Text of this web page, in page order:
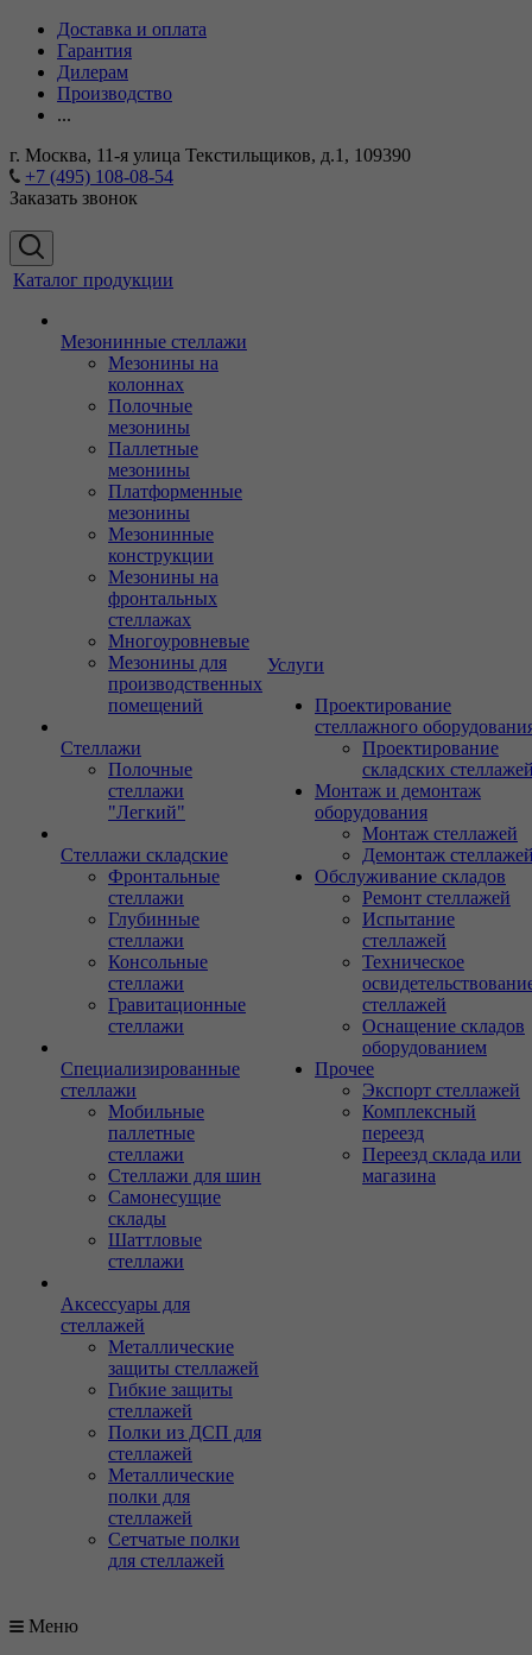
Доставка и оплата
Гарантия
Дилерам
Производство
...
г. Москва, 11-я улица Текстильщиков, д.1, 109390
+7 (495) 108-08-54
Заказать звонок
Каталог продукции
Мезонинные стеллажи
Мезонины на
колоннах
Полочные
мезонины
Паллетные
мезонины
Платформенные
мезонины
Мезонинные
конструкции
Мезонины на
фронтальных
стеллажах
Многоуровневые
Мезонины для
производственных
помещений
Стеллажи
Полочные
стеллажи
"Легкий"
Стеллажи складские
Фронтальные
стеллажи
Глубинные
стеллажи
Консольные
стеллажи
Гравитационные
стеллажи
Специализированные
стеллажи
Мобильные
паллетные
стеллажи
Стеллажи для шин
Самонесущие
склады
Шаттловые
стеллажи
Аксессуары для
стеллажей
Металлические
защиты стеллажей
Гибкие защиты
стеллажей
Полки из ДСП для
стеллажей
Металлические
полки для
стеллажей
Сетчатые полки
для стеллажей
Услуги
Проектирование
стеллажного
Проектирование
складских
Монтаж и демонтаж
оборудования
Монтаж стеллажей
Демонтаж
Обслуживание складов
Ремонт стеллажей
Испытание
стеллажей
Техническое
стеллажей
Оснащение складов
оборудованием
Прочее
Экспорт стеллажей
Комплексный
переезд
Переезд склада или
магазина
Меню